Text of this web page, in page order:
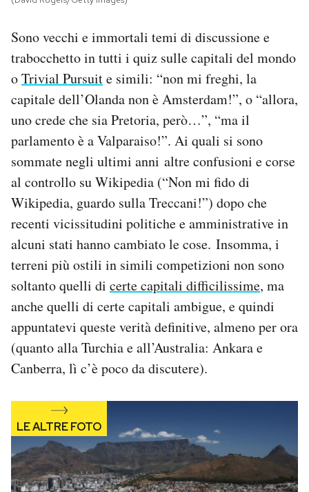
CALENDARIO
AREA PERSONALE
Area Personale
Notifiche mobile
Regala il Post
Hai bisogno di aiuto?
Esci
Sono vecchi e immortali temi di discussione e
trabocchetto in tutti i quiz sulle capitali del mondo
oTrivial Pursuite simili: “non mi freghi, la
capitale dell’Olanda non è Amsterdam!”, o “allora,
uno crede che sia Pretoria, però…”, “ma il
parlamento è a Valparaiso!”. Ai quali si sono
sommate negli ultimi anni altre confusioni e corse
al controllo su Wikipedia (“Non mi fido di
Wikipedia, guardo sulla Treccani!”) dopo che
recenti vicissitudini politiche e amministrative in
alcuni stati hanno cambiato le cose. Insomma, i
terreni più ostili in simili competizioni non sono
soltanto quelli di certe capitali difficilissime, ma
anche quelli di certe capitali ambigue, e quindi
appuntatevi queste verità definitive, almeno per ora
(quanto alla Turchia e all’Australia: Ankara e
Canberra, lì c’è poco da discutere).